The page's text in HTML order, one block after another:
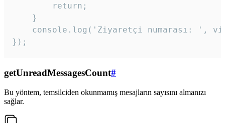
        return;
    }
console.log('Ziyaretçi numarası: ',
});
getUnreadMessagesCount#
Bu yöntem, temsilciden okunmamış mesajların sayısını almanızı
sağlar.